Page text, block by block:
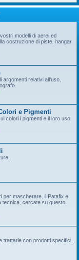
modelli di aerei ed
costruzione di piste, hangar
argomenti relativi all'uso,
e Pigmenti
colori i pigmenti e il loro uso
per mascherare, il Patafix e
tecnica, cercate su questo
trattarle con prodotti specifici.